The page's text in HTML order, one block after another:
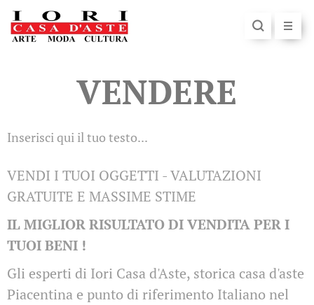
VENDERE
Inserisci qui il tuo testo...
VENDI I TUOI OGGETTI - VALUTAZIONI
GRATUITE E MASSIME STIME
IL MIGLIOR RISULTATO DI VENDITA PER I
TUOI BENI !
Gli esperti di Iori Casa d'Aste, storica casa d'aste
Piacentina e punto di riferimento Italiano nel